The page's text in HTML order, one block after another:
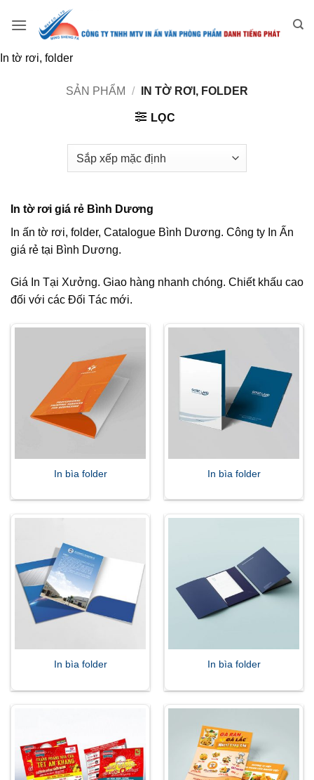
qua
dung
In tờ rơi, folder
SẢN PHẨM / IN TỜ RƠI, FOLDER
LỌC
In tờ rơi giá rẻ Bình Dương
In ấn tờ rơi, folder, Catalogue Bình Dương. Công ty In Ấn
giá rẻ tại Bình Dương.
Giá In Tại Xưởng. Giao hàng nhanh chóng. Chiết khấu cao
đối với các Đối Tác mới.
In bìa folder In bìa folder
In bìa folder In bìa folder